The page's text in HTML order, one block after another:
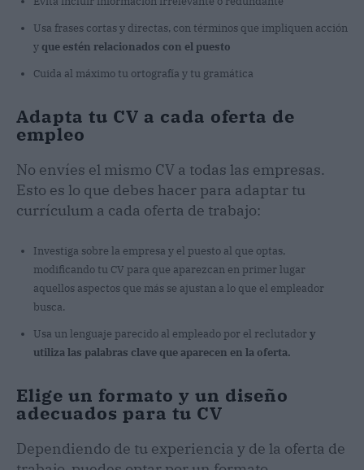
Usa frases cortas y directas, con términos que impliquen acción
y que estén relacionados con el puesto
Cuida al máximo tu ortografía y tu gramática
Adapta tu CV a cada oferta de
empleo
No envíes el mismo CV a todas las empresas.
Esto es lo que debes hacer para adaptar tu
currículum a cada oferta de trabajo:
Investiga sobre la empresa y el puesto al que optas,
modificando tu CV para que aparezcan en primer lugar
aquellos aspectos que más se ajustan a lo que el empleador
busca.
Usa un lenguaje parecido al empleado por el reclutador y
utiliza las palabras clave que aparecen en la oferta.
Elige un formato y un diseño
adecuados para tu CV
Dependiendo de tu experiencia y de la oferta de